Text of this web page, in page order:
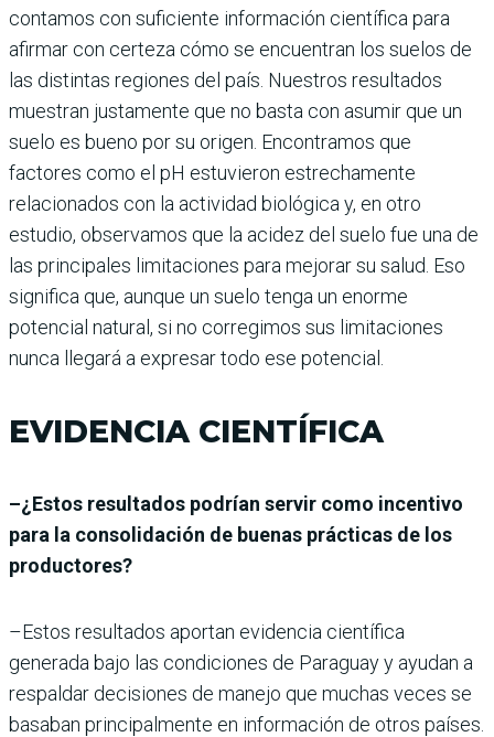
contamos con suficiente información científica para
afirmar con certeza cómo se encuentran los suelos de
las distintas regiones del país. Nuestros resultados
muestran justamente que no basta con asumir que un
suelo es bueno por su origen. Encontramos que
factores como el pH estuvieron estrechamente
relacionados con la actividad biológica y, en otro
estudio, observamos que la acidez del suelo fue una de
las principales limitaciones para mejorar su salud. Eso
significa que, aunque un suelo tenga un enorme
potencial natural, si no corregimos sus limitaciones
nunca llegará a expresar todo ese potencial.
EVIDENCIA CIENTÍFICA
–¿Estos resultados podrían servir como incentivo
para la consolidación de buenas prácticas de los
productores?
–Estos resultados aportan evidencia científica
generada bajo las condiciones de Paraguay y ayudan a
respaldar decisiones de manejo que muchas veces se
basaban principalmente en información de otros países.